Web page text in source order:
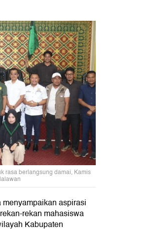
rasa berlangsung damai, Kamis
aspirasi
rekan mahasiswa
Kabupaten